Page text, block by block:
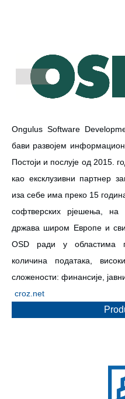
Ongulus Software
бави развојем
Постоји и послује од 2015.
као ексклузивни партнер
иза себе има преко 15
софтверских рјешења, на
држава широм Европе и
ОSD ради у областима
количина података,
сложености: финансије,
croz.net